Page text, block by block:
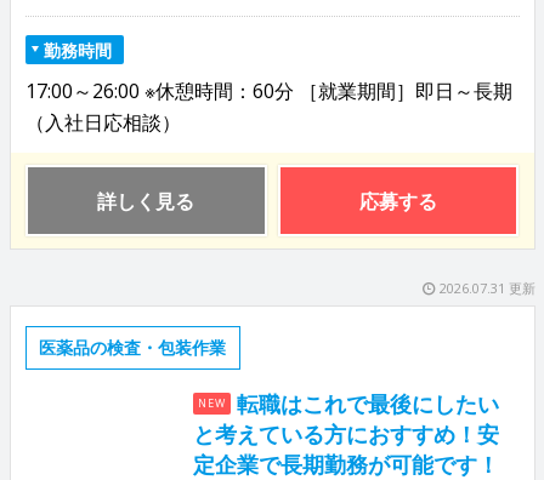
勤務時間
17:00～26:00 ※休憩時間：60分 ［就業期間］即日～長期
（入社日応相談）
詳しく見る 応募する
2026.07.31 更新
医薬品の検査・包装作業
NEW
転職はこれで最後にしたい
と考えている方におすすめ！安
定企業で長期勤務が可能です！